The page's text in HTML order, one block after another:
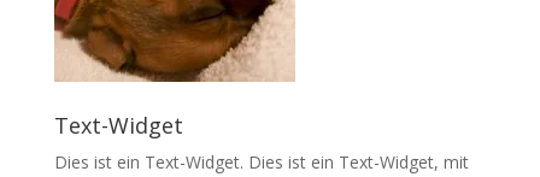
Text-Widget
Dies ist ein Text-Widget. Dies ist ein Text-Widget, mit